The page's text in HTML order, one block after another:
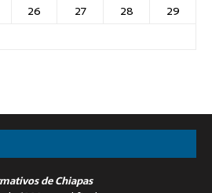
26 27 28
29
de Chiapas